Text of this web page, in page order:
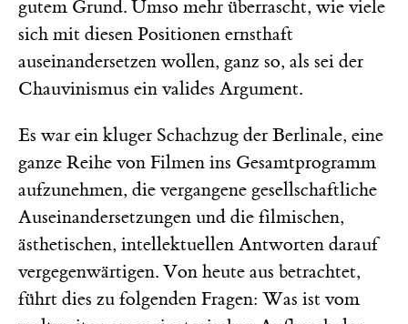
gutem Grund. Umso mehr überrascht, wie viele
sich mit diesen Positionen ernsthaft
auseinandersetzen wollen, ganz so, als sei der
Chauvinismus ein valides Argument.
Es war ein kluger Schachzug der Berlinale, eine
ganze Reihe von Filmen ins Gesamtprogramm
aufzunehmen, die vergangene gesellschaftliche
Auseinandersetzungen und die filmischen,
ästhetischen, intellektuellen Antworten darauf
vergegenwärtigen. Von heute aus betrachtet,
führt dies zu folgenden Fragen: Was ist vom